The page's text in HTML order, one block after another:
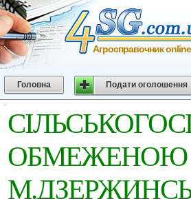
Агросправочник online
Головна Подати оголошення
М.ДЗЕРЖИНСЬК